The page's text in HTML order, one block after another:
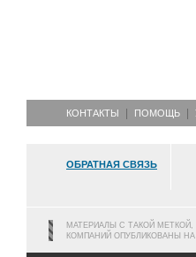
КОНТАКТЫ ПОМОЩЬ
ОБРАТНАЯ СВЯЗЬ
МАТЕРИАЛЫ С ТАКОЙ
КОМПАНИЙ ОПУБЛИКОВАНЫ